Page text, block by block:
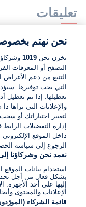
تعليقات
لا توجد تعليقات
اكتب تعليقًا
نحن نهتم
نخزن نحن1019
التصفح أو المعرفات
التتبع من دعم الأغراض
التي يجب توفيرها.
تعطيلها. إذا تم تعطيل
والإعلانات التي
لتغيير اختياراتك أو
إدارة التفضيلات
داخل الموقع
الرجوع إلى سياسة
نعمد نحن وشركاؤنا
استخدام بيانات
بشكل فعال من أجل
إليها على أحد الأجهزة.
الإعلانات والمحتوى
قائمة الشركاء